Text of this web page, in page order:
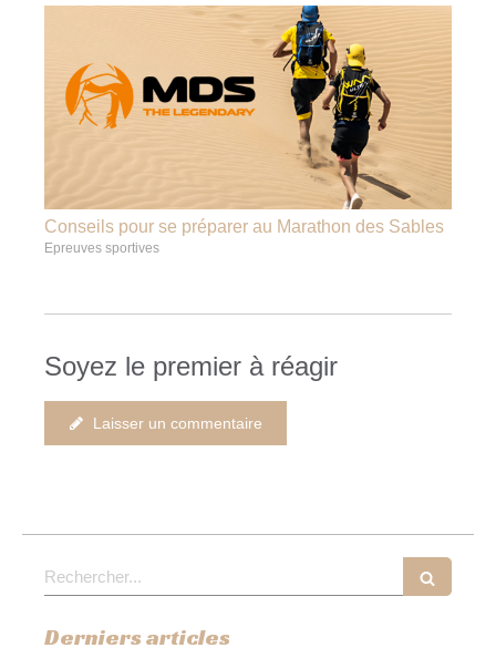
Conseils pour se préparer au Marathon des Sables
Epreuves sportives
Soyez le premier à réagir
Laisser un commentaire
Rechercher
Derniers articles